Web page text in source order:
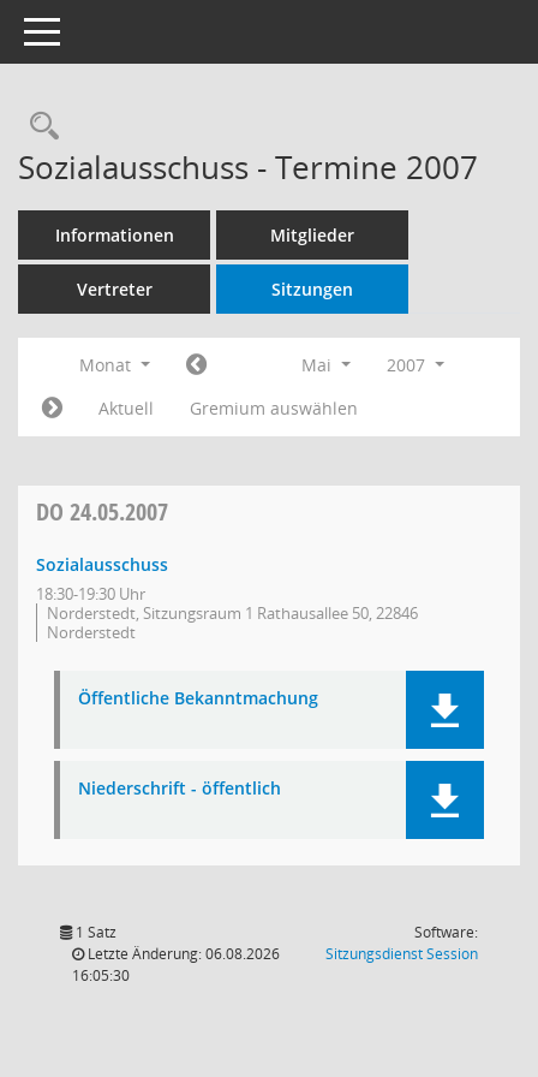
Toggle navigation
Rechercheauswahl
Sozialausschuss - Termine 2007
Informationen Mitglieder
Vertreter Sitzungen
Monat Mai
2007
Aktuell
Gremium auswählen
DO 24.05.2007
Sozialausschuss
18:30-19:30 Uhr
Norderstedt, Sitzungsraum 1 Rathausallee 50, 22846
Norderstedt
Öffentliche Bekanntmachung
Niederschrift - öffentlich
1 Satz
Letzte Änderung: 06.08.2026
16:05:30
Software:
SitzungsdienstSession(Wird in